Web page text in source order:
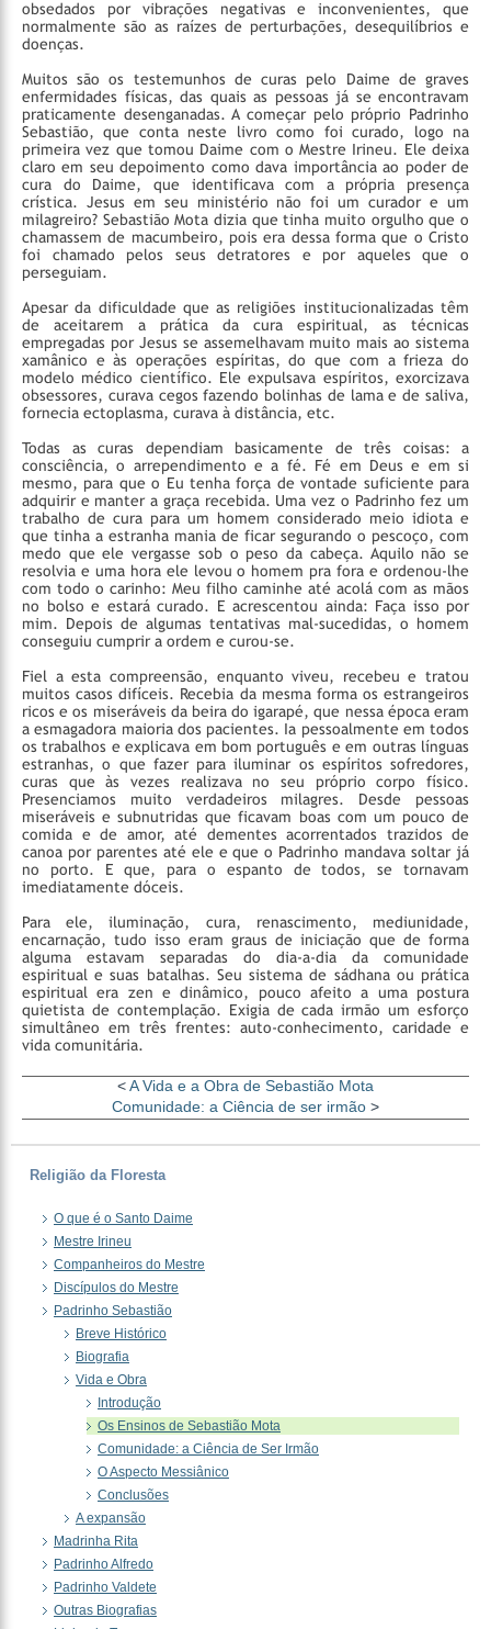
obsedados por vibrações negativas e inconvenientes, que
normalmente são as raízes de perturbações, desequilíbrios e
doenças.
Muitos são os testemunhos de curas pelo Daime de graves
enfermidades físicas, das quais as pessoas já se encontravam
praticamente desenganadas. A começar pelo próprio Padrinho
Sebastião, que conta neste livro como foi curado, logo na
primeira vez que tomou Daime com o Mestre Irineu. Ele deixa
claro em seu depoimento como dava importância ao poder de
cura do Daime, que identificava com a própria presença
crística. Jesus em seu ministério não foi um curador e um
milagreiro? Sebastião Mota dizia que tinha muito orgulho que o
chamassem de macumbeiro, pois era dessa forma que o Cristo
foi chamado pelos seus detratores e por aqueles que o
perseguiam.
Apesar da dificuldade que as religiões institucionalizadas têm
de aceitarem a prática da cura espiritual, as técnicas
empregadas por Jesus se assemelhavam muito mais ao sistema
xamânico e às operações espíritas, do que com a frieza do
modelo médico científico. Ele expulsava espíritos, exorcizava
obsessores, curava cegos fazendo bolinhas de lama e de saliva,
fornecia ectoplasma, curava à distância, etc.
Todas as curas dependiam basicamente de três coisas: a
consciência, o arrependimento e a fé. Fé em Deus e em si
mesmo, para que o Eu tenha força de vontade suficiente para
adquirir e manter a graça recebida. Uma vez o Padrinho fez um
trabalho de cura para um homem considerado meio idiota e
que tinha a estranha mania de ficar segurando o pescoço, com
medo que ele vergasse sob o peso da cabeça. Aquilo não se
resolvia e uma hora ele levou o homem pra fora e ordenou-lhe
com todo o carinho: Meu filho caminhe até acolá com as mãos
no bolso e estará curado. E acrescentou ainda: Faça isso por
mim. Depois de algumas tentativas mal-sucedidas, o homem
conseguiu cumprir a ordem e curou-se.
Fiel a esta compreensão, enquanto viveu, recebeu e tratou
muitos casos difíceis. Recebia da mesma forma os estrangeiros
ricos e os miseráveis da beira do igarapé, que nessa época eram
a esmagadora maioria dos pacientes. Ia pessoalmente em todos
os trabalhos e explicava em bom português e em outras línguas
estranhas, o que fazer para iluminar os espíritos sofredores,
curas que às vezes realizava no seu próprio corpo físico.
Presenciamos muito verdadeiros milagres. Desde pessoas
miseráveis e subnutridas que ficavam boas com um pouco de
comida e de amor, até dementes acorrentados trazidos de
canoa por parentes até ele e que o Padrinho mandava soltar já
no porto. E que, para o espanto de todos, se tornavam
imediatamente dóceis.
Para ele, iluminação, cura, renascimento, mediunidade,
encarnação, tudo isso eram graus de iniciação que de forma
alguma estavam separadas do dia-a-dia da comunidade
espiritual e suas batalhas. Seu sistema de sádhana ou prática
espiritual era zen e dinâmico, pouco afeito a uma postura
quietista de contemplação. Exigia de cada irmão um esforço
simultâneo em três frentes: auto-conhecimento, caridade e
vida comunitária.
<A Vida e a Obra de Sebastião Mota
Comunidade: a Ciência de ser irmão >
Religião da Floresta
O que é o Santo Daime
Mestre Irineu
Companheiros do Mestre
Discípulos do Mestre
Padrinho Sebastião
Breve Histórico
Biografia
Vida e Obra
Introdução
Os Ensinos de Sebastião Mota
Comunidade: a Ciência de Ser Irmão
O Aspecto Messiânico
Conclusões
A expansão
Madrinha Rita
Padrinho Alfredo
Padrinho Valdete
Outras Biografias